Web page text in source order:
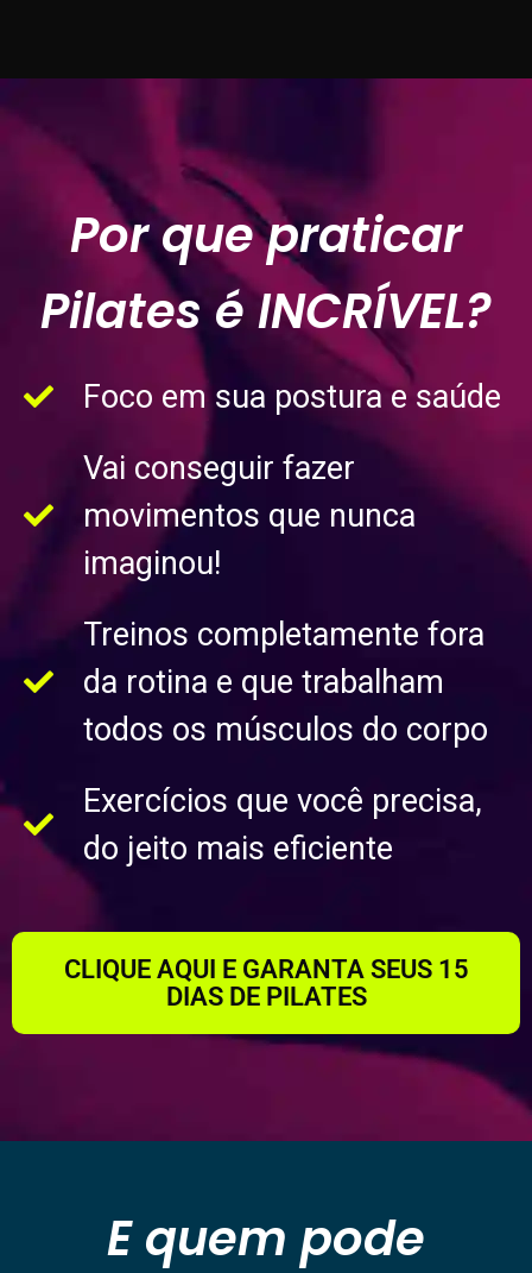
Por que praticar
Pilates é INCRÍVEL?
Foco em sua postura e saúde
Vai conseguir fazer
movimentos que nunca
imaginou!
Treinos completamente fora
da rotina e que trabalham
todos os músculos do corpo
Exercícios que você precisa,
do jeito mais eficiente
CLIQUE AQUI E GARANTA SEUS 15
DIAS DE PILATES
E quem pode